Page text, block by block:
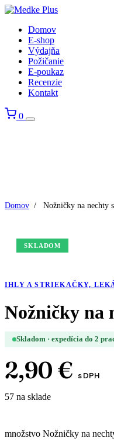
Domov
E-shop
Výdajňa
Požičanie
E-poukaz
Recenzie
Kontakt
0
Domov / Nožničky na nechty
SKLADOM
IHLY A STRIEKAČKY,
Nožničky na
Skladom · expedícia do 2
2,90 € s DPH
57 na sklade
množstvo Nožničky na